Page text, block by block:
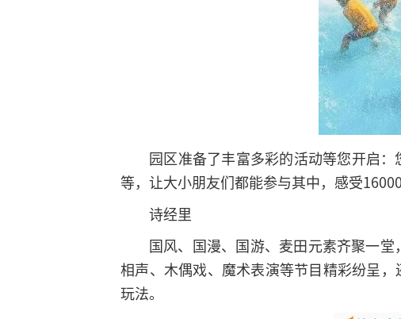
园区准备了丰富多彩的活动等您开启
等，让大小朋友们都能参与其中，感受
诗经里
国风、国漫、国游、麦田元素齐聚一
相声、木偶戏、魔术表演等节目精彩纷呈
玩法。